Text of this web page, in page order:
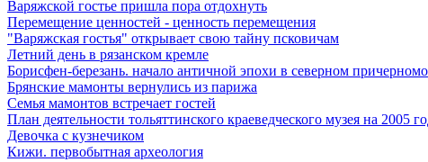
Варяжской гостье пришла пора отдохнуть
Перемещение ценностей - ценность перемещения
"Варяжская гостья" открывает свою тайну псковичам
Летний день в рязанском кремле
Борисфен-березань. начало античной эпохи в северном
Брянские мамонты вернулись из парижа
Семья мамонтов встречает гостей
План деятельности тольяттинского краеведческого музея на 2005
Девочка с кузнечиком
Кижи. первобытная археология